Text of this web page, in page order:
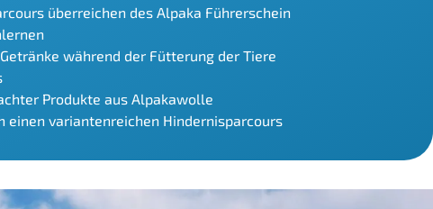
überreichen des Alpaka Führerschein
während der Fütterung der Tiere
Produkte aus Alpakawolle
einen variantenreichen Hindernisparcours